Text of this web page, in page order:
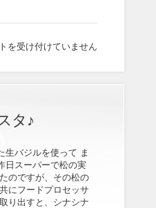
を受け付けていません
タ♪
生バジルを使って ま
日スーパーで松の実
のですが、その松の
にフードプロセッサ
り出すと、シナシナ